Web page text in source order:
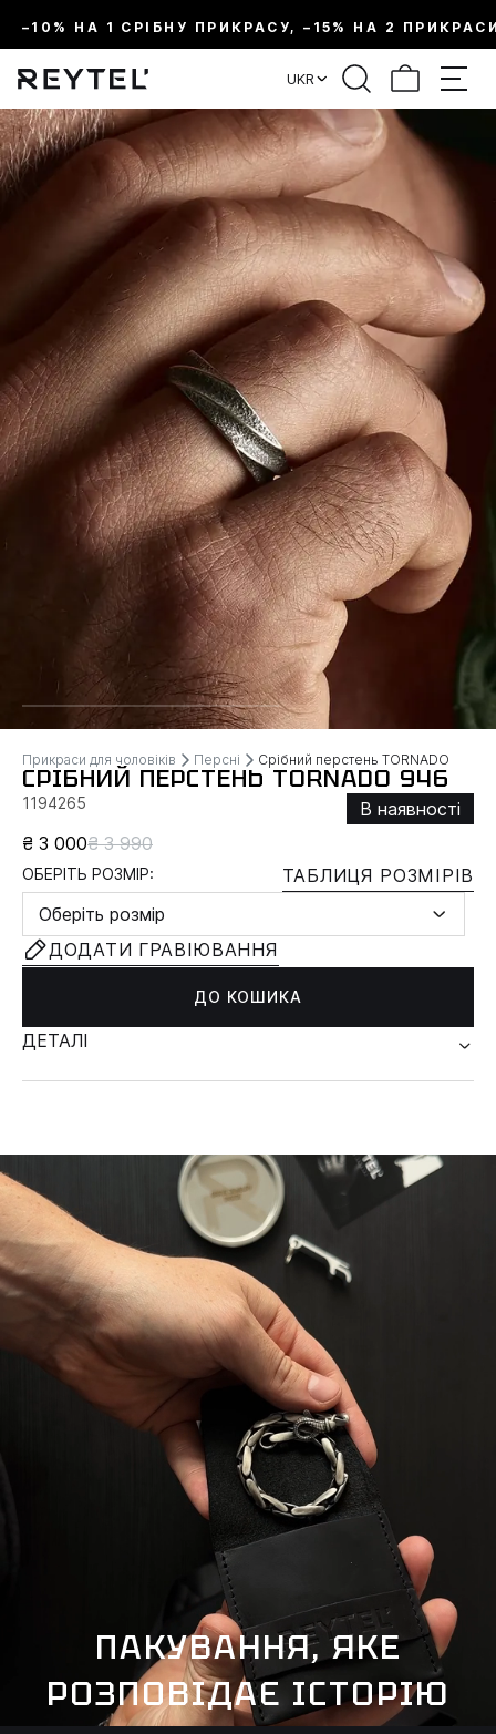
–10% НА 1 СРІБНУ ПРИКРАСУ, –15% НА 2
UKR
Прикраси для чоловіків Персні Срібний перстень TORNADO
СРІБНИЙ ПЕРСТЕНЬ TORNADO 946
1194265
В наявності
₴ 3 000₴ 3 990
ОБЕРІТЬ РОЗМІР:
ТАБЛИЦЯ РОЗМІРІВ
Оберіть розмір
ДОДАТИ ГРАВІЮВАННЯ
ДО КОШИКА
ДЕТАЛІ
ПАКУВАННЯ, ЯКЕ
РОЗПОВІДАЄ ІСТОРІЮ